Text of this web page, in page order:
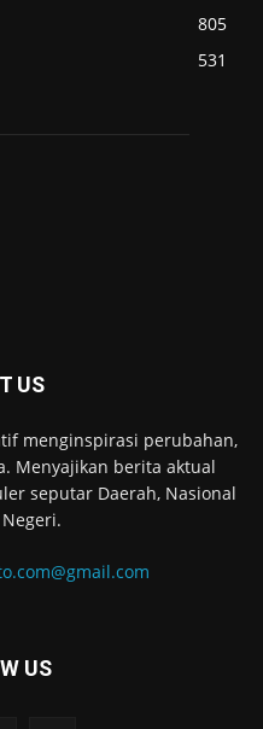
805
531
US
menginspirasi perubahan,
Menyajikan berita aktual
seputar Daerah, Nasional
US